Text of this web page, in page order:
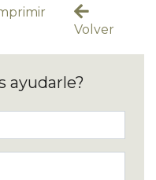
Volver
ayudarle?